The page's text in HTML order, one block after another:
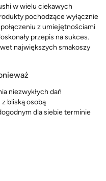
w wielu ciekawych
pochodzące wyłącznie
z umiejętnościami
przepis na sukces.
największych smakoszy
niezwykłych dań
bliską osobą
dla siebie terminie